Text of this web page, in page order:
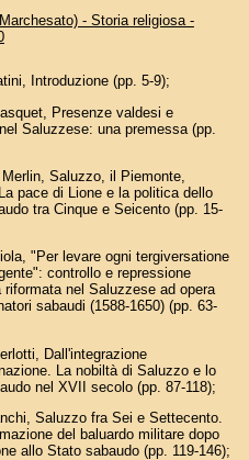
- Storia religiosa -
Introduzione (pp. 5-9);
Presenze valdesi e
Saluzzese: una premessa (pp.
Merlin, Saluzzo, il Piemonte,
pace di Lione e la politica dello
tra Cinque e Seicento (pp. 15-
"Per levare ogni tergiversatione
controllo e repressione
riformata nel Saluzzese ad opera
sabaudi (1588-1650) (pp. 63-
Dall'integrazione
La nobiltà di Saluzzo e lo
nel XVII secolo (pp. 87-118);
Saluzzo fra Sei e Settecento.
del baluardo militare dopo
allo Stato sabaudo (pp. 119-146);